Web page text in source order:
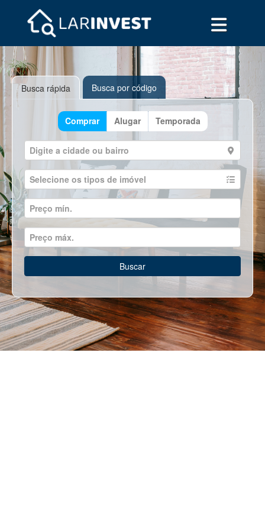
Busca rápida Busca por código
Comprar Alugar Temporada